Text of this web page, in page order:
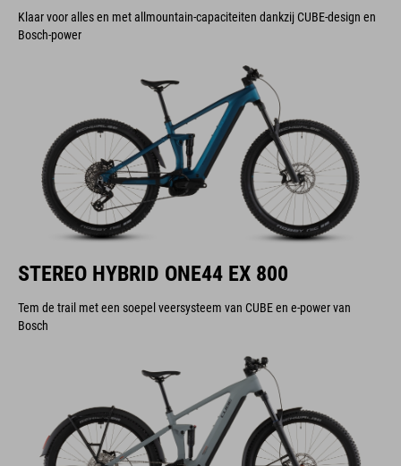
Klaar voor alles en met allmountain-capaciteiten dankzij CUBE-design en
Bosch-power
STEREO HYBRID ONE44 EX 800
Tem de trail met een soepel veersysteem van CUBE en e-power van
Bosch